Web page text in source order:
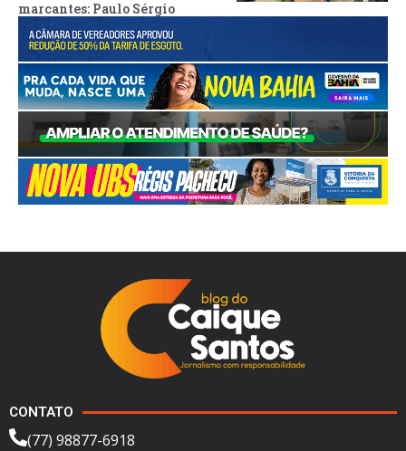
marcantes: Paulo Sérgio
CONTATO
(77) 98877-6918